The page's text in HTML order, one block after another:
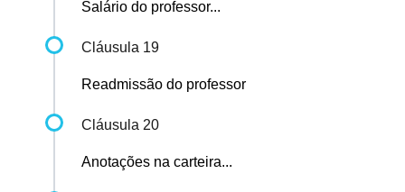
Salário do professor...
Cláusula 19
Readmissão do professor
Cláusula 20
Anotações na carteira...